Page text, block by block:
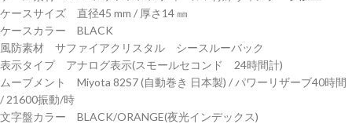
ケースサイズ 直径45 mm / 厚さ14 ㎜
ケースカラー BLACK
風防素材 サファイアクリスタル シースルーバック
表示タイプ アナログ表示(スモールセコンド 24時間計)
ムーブメント Miyota 82S7 (自動巻き 日本製) / パワーリザーブ40時間
/ 21600振動/時
文字盤カラー BLACK/ORANGE(夜光インデックス)